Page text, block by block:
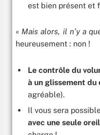
est bien présent et
« Mais alors, il n’y a
heureusement : non !
Le contrôle du
à un glissement
agréable).
Il vous sera
avec une seule